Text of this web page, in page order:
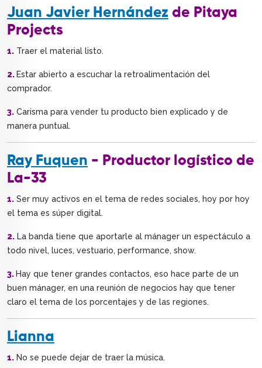
Juan Javier Hernández de Pitaya
Projects
1. Traer el material listo.
2. Estar abierto a escuchar la retroalimentación del
comprador.
3. Carisma para vender tu producto bien explicado y de
manera puntual.
Ray Fuquen - Productor logístico de
La-33
1. Ser muy activos en el tema de redes sociales, hoy por hoy
el tema es súper digital.
2. La banda tiene que aportarle al mánager un espectáculo a
todo nivel, luces, vestuario, performance, show.
3. Hay que tener grandes contactos, eso hace parte de un
buen mánager, en una reunión de negocios hay que tener
claro el tema de los porcentajes y de las regiones.
Lianna
1. No se puede dejar de traer la música.